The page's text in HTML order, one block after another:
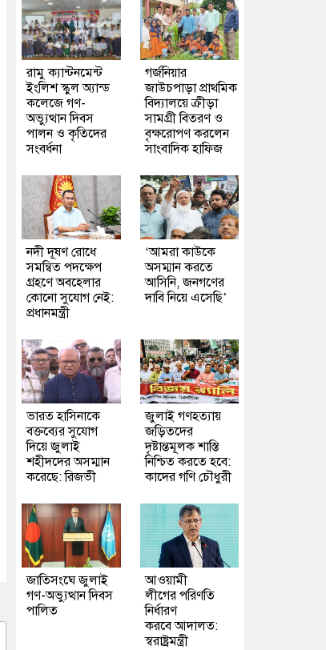
রামু ক্যান্টনমেন্ট
ইংলিশ স্কুল অ্যান্ড
কলেজে গণ-
অভ্যুত্থান দিবস
পালন ও কৃতিদের
সংবর্ধনা
গর্জনিয়ার
জাউচপাড়া প্রাথমিক
বিদ্যালয়ে ক্রীড়া
সামগ্রী বিতরণ ও
বৃক্ষরোপণ করলেন
সাংবাদিক হাফিজ
নদী দূষণ রোধে
সমন্বিত পদক্ষেপ
গ্রহণে অবহেলার
কোনো সুযোগ নেই:
প্রধানমন্ত্রী
‘আমরা কাউকে
অসম্মান করতে
আসিনি, জনগণের
দাবি নিয়ে এসেছি’
ভারত হাসিনাকে
বক্তব্যের সুযোগ
দিয়ে জুলাই
শহীদদের অসম্মান
করেছে: রিজভী
জুলাই গণহত্যায়
জড়িতদের
দৃষ্টান্তমূলক শাস্তি
নিশ্চিত করতে হবে:
কাদের গণি চৌধুরী
জাতিসংঘে জুলাই
গণ-অভ্যুত্থান দিবস
পালিত
আওয়ামী
লীগের পরিণতি
নির্ধারণ
করবে আদালত:
স্বরাষ্ট্রমন্ত্রী